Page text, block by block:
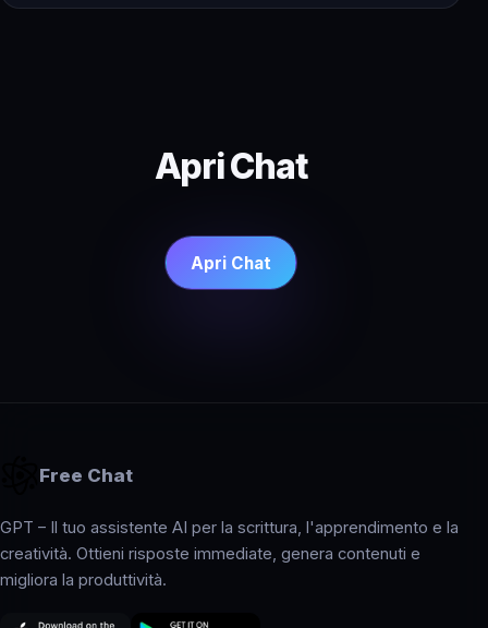
Apri Chat
Apri Chat
Free Chat
GPT – Il tuo assistente AI per la scrittura, l'apprendimento e la
creatività. Ottieni risposte immediate, genera contenuti e
migliora la produttività.